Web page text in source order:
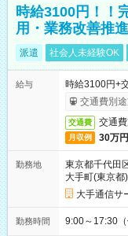
時給3100円！！
用・業務改善推進
派遣 社会人未経験OK
給与
時給3100円+
交通費別
交通費 交通
月収例 30万
勤務地
東京都千代田
大手町(東京
大手通信サ
勤務時間 9:00～17:30（